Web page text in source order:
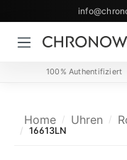
Zum Hauptinhalt
100% Authentifiziert
Home Uhren
16613LN